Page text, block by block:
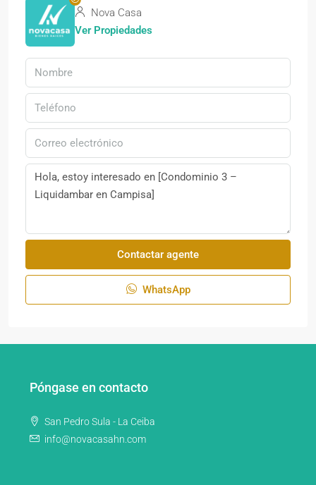
Nova Casa
Ver Propiedades
Contactar agente
WhatsApp
Póngase en contacto
San Pedro Sula - La Ceiba
info@novacasahn.com